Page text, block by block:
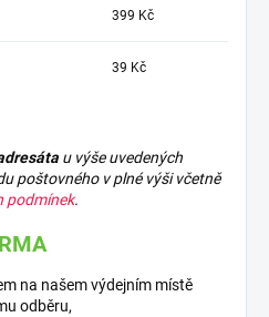
399 Kč
39 Kč
u výše uvedených
poštovného v plné výši včetně
podmínek.
na našem výdejním místě
odběru,